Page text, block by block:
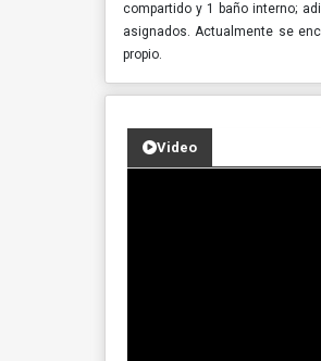
compartido y 1 baño interno;
asignados. Actualmente se
propio.
Video